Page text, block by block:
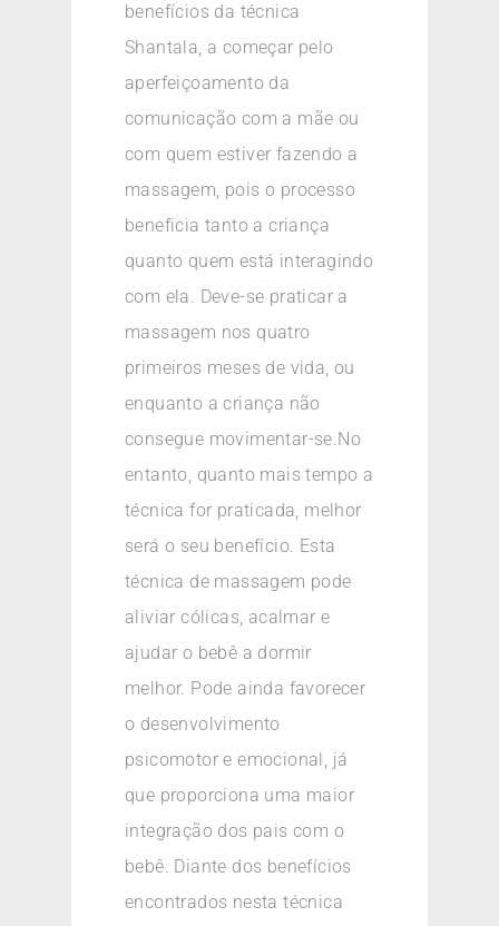
benefícios da técnica
Shantala, a começar pelo
aperfeiçoamento da
comunicação com a mãe ou
com quem estiver fazendo a
massagem, pois o processo
beneficia tanto a criança
quanto quem está interagindo
com ela. Deve-se praticar a
massagem nos quatro
primeiros meses de vida, ou
enquanto a criança não
consegue movimentar-se.No
entanto, quanto mais tempo a
técnica for praticada, melhor
será o seu benefício. Esta
técnica de massagem pode
aliviar cólicas, acalmar e
ajudar o bebê a dormir
melhor. Pode ainda favorecer
o desenvolvimento
psicomotor e emocional, já
que proporciona uma maior
integração dos pais com o
bebê. Diante dos benefícios
encontrados nesta técnica